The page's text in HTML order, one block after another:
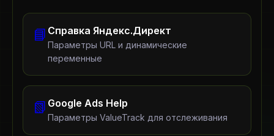
📘 Справка Яндекс.Директ
Параметры URL и динамические
переменные
📗 Google Ads Help
Параметры ValueTrack для отслеживания